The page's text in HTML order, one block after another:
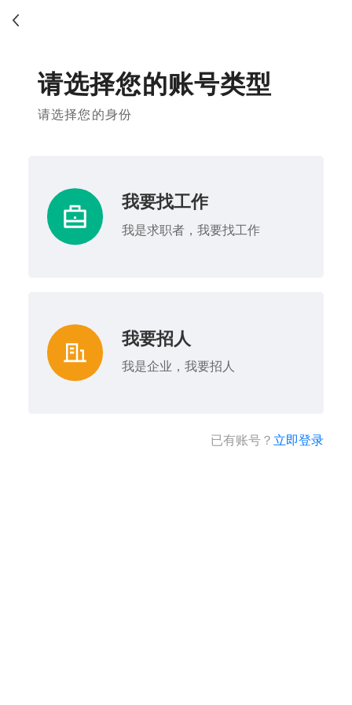
请选择您的账号类型
请选择您的身份
我要找工作
我是求职者，我要找工作
我要招人
我是企业，我要招人
已有账号？ 立即登录